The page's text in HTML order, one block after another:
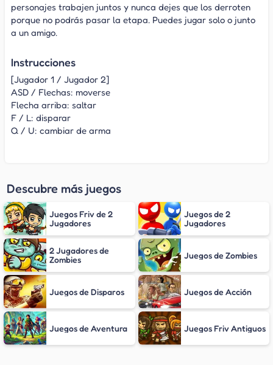
personajes trabajen juntos y nunca dejes que los derroten
porque no podrás pasar la etapa. Puedes jugar solo o junto
a un amigo.
Instrucciones
[Jugador 1 / Jugador 2]
ASD / Flechas: moverse
Flecha arriba: saltar
F / L: disparar
Q / U: cambiar de arma
Descubre más juegos
Juegos Friv de 2
Jugadores
Juegos de 2
Jugadores
2 Jugadores de
Zombies
Juegos de Zombies
Juegos de Disparos Juegos de Acción
Juegos de Aventura Juegos Friv Antiguos